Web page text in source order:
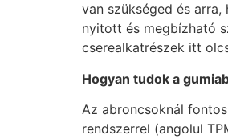
van szükséged és
nyitott és megbízható
cserealkatrészek itt
Hogyan tudok a
Az abroncsoknál
rendszerrel (angolul